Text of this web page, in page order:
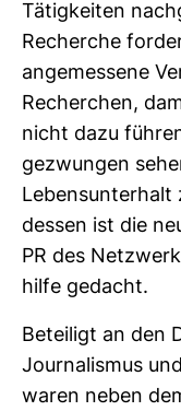
Tätig­keiten
Recherche
ange­mes­sene
Recher­chen,
nicht dazu
gezwungen
Lebens­un­ter­halt
dessen ist die
PR des
hilfe gedacht.
Betei­ligt an den
Jour­na­lismus
waren neben